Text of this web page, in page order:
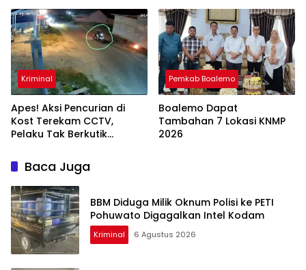
Kriminal
Apes! Aksi Pencurian di
Kost Terekam CCTV,
Pelaku Tak Berkutik
Pemkab Boalemo
Boalemo Dapat
Tambahan 7 Lokasi KNMP
2026
Baca Juga
BBM Diduga Milik Oknum Polisi ke PETI
Pohuwato Digagalkan Intel Kodam
Kriminal 6 Agustus 2026